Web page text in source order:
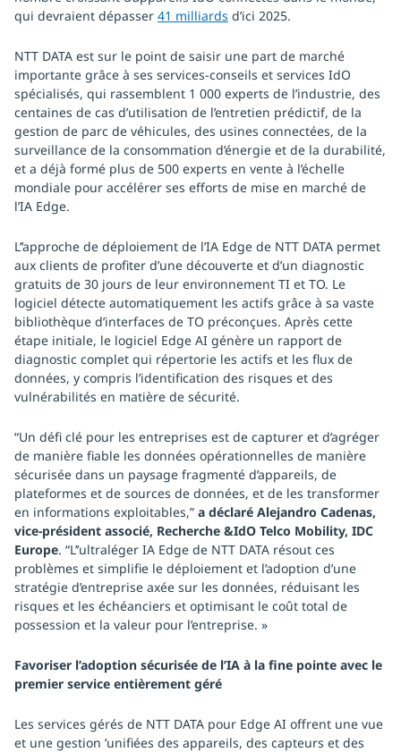
qui devraient dépasser 41 milliards d’ici 2025.
NTT DATA est sur le point de saisir une part de marché
importante grâce à ses services-conseils et services IdO
spécialisés, qui rassemblent 1 000 experts de l’industrie, des
centaines de cas d’utilisation de l’entretien prédictif, de la
gestion de parc de véhicules, des usines connectées, de la
surveillance de la consommation d’énergie et de la durabilité,
et a déjà formé plus de 500 experts en vente à l’échelle
mondiale pour accélérer ses efforts de mise en marché de
l’IA Edge.
L’’approche de déploiement de l’IA Edge de NTT DATA permet
aux clients de profiter d’une découverte et d’un diagnostic
gratuits de 30 jours de leur environnement TI et TO. Le
logiciel détecte automatiquement les actifs grâce à sa vaste
bibliothèque d’interfaces de TO préconçues. Après cette
étape initiale, le logiciel Edge AI génère un rapport de
diagnostic complet qui répertorie les actifs et les flux de
données, y compris l’identification des risques et des
vulnérabilités en matière de sécurité.
“Un défi clé pour les entreprises est de capturer et d’agréger
de manière fiable les données opérationnelles de manière
sécurisée dans un paysage fragmenté d’appareils, de
plateformes et de sources de données, et de les transformer
en informations exploitables,” a déclaré Alejandro Cadenas,
vice-président associé, Recherche &IdO Telco Mobility, IDC
Europe. “L’’ultraléger IA Edge de NTT DATA résout ces
problèmes et simplifie le déploiement et l’adoption d’une
stratégie d’entreprise axée sur les données, réduisant les
risques et les échéanciers et optimisant le coût total de
possession et la valeur pour l’entreprise. »
Favoriser l’adoption sécurisée de l’IA à la fine pointe avec le
premier service entièrement géré
Les services gérés de NTT DATA pour Edge AI offrent une vue
et une gestion ’unifiées des appareils, des capteurs et des